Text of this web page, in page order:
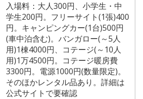
入場料：大人300円、小学生・中
学生200円。フリーサイト(1張)400
円。キャンピングカー(1台)500円
(車中泊含む)。バンガロー(～5人
用)1棟4000円、コテージ(～10人
用)1万4500円。コテージ暖房費
3300円。電源1000円(数量限定)。
そのほかレンタル品あり。詳細は
公式サイトで要確認